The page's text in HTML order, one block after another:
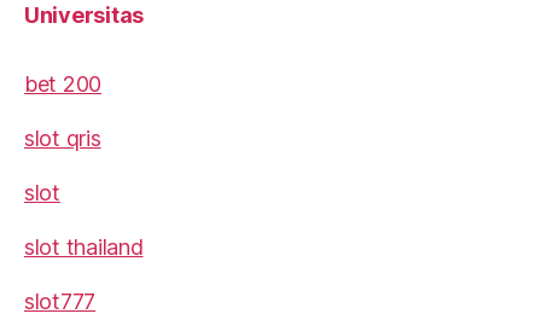
Universitas
bet 200
slot qris
slot
slot thailand
slot777